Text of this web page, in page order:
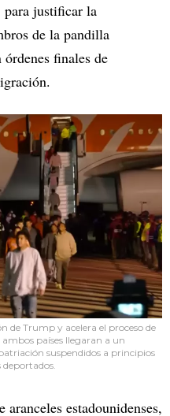
para justificar la
de la pandilla
finales de
de Trump y acelera el proceso de
ambos países llegaran a un
suspendidos a principios
estadounidenses,